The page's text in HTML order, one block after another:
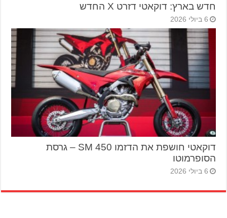
חדש בארץ: דוקאטי דזרט X החדש
6 ביולי 2026
דוקאטי חושפת את הדזמו 450 SM – גרסת
הסופרמוטו
6 ביולי 2026